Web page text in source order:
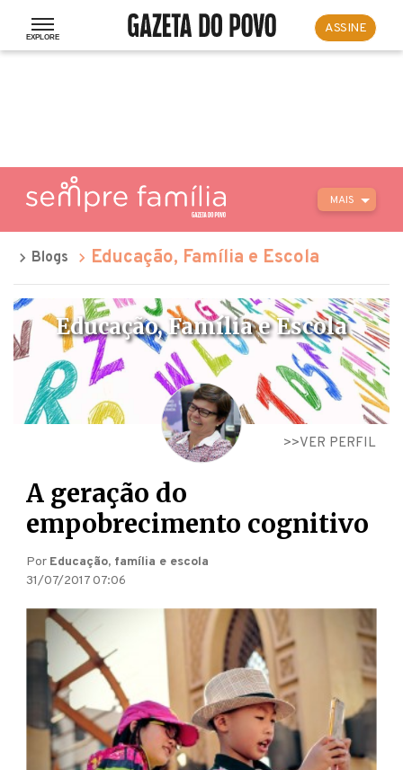
ASSINE
MAIS
Blogs Educação, Família e Escola
Educação, Família e Escola
VER PERFIL
A geração do
empobrecimento cognitivo
Por Educação, família e escola
31/07/2017 07:06